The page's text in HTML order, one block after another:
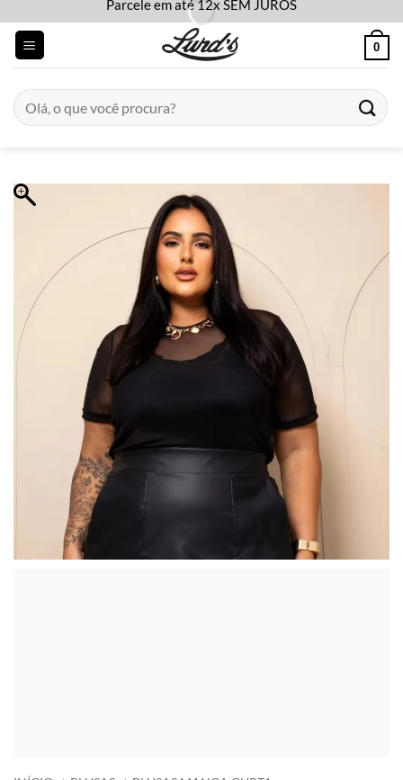
content
Parcele em até 12x SEM JUROS
0
Pesquisar
por: